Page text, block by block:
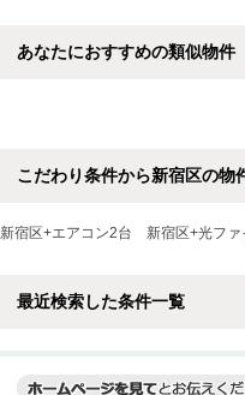
あなたにおすすめの類似物件
こだわり条件から新宿区の物
新宿区+エアコン2台 新宿区+光ファ
最近検索した条件一覧